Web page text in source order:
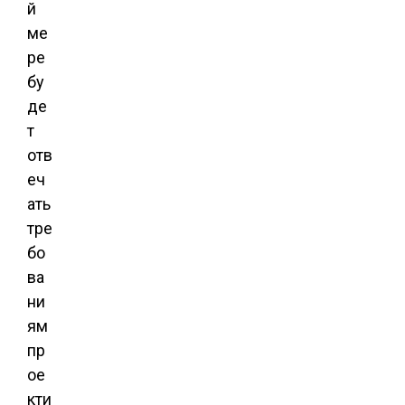
й
ме
ре
бу
де
т
отв
еч
ать
тре
бо
ва
ни
ям
пр
ое
кти